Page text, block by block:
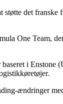
det
One Team,
i
ændringer